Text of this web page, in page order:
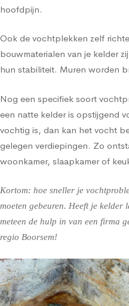
hoofdpijn.
Ook de vochtplekken zelf
bouwmaterialen van je kelder
hun stabiliteit. Muren worden
Nog een specifiek soort
een natte kelder is opstijgend
vochtig is, dan kan het vocht
gelegen verdiepingen. Zo
woonkamer, slaapkamer of
Kortom: hoe sneller je
moeten gebeuren. Heeft je kelder
meteen de hulp in van een firma
regio Boorsem!